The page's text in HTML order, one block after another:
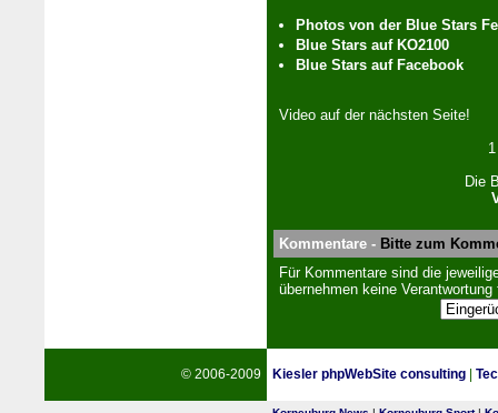
Pho­tos von der Blue Stars
Blue Stars auf KO2100
Blue Stars auf Face­book
Vi­de­o auf der nächsten Seite!
Die
Kommentare - Bitte zum
Für Kommentare sind die
übernehmen keine
© 2006-2009 Kiesler phpWebSite consulting